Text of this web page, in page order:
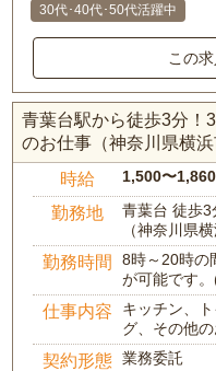
30代･40代･50代活躍中
この
青葉台駅から徒歩3分！
のお仕事（神奈川県横浜
時給 1,500〜
勤務地
青葉台 徒歩3
（神奈川県
勤務時間
8時～20時の
が可能です
仕事内容
キッチン、
グ、その他
契約形態 業務委託